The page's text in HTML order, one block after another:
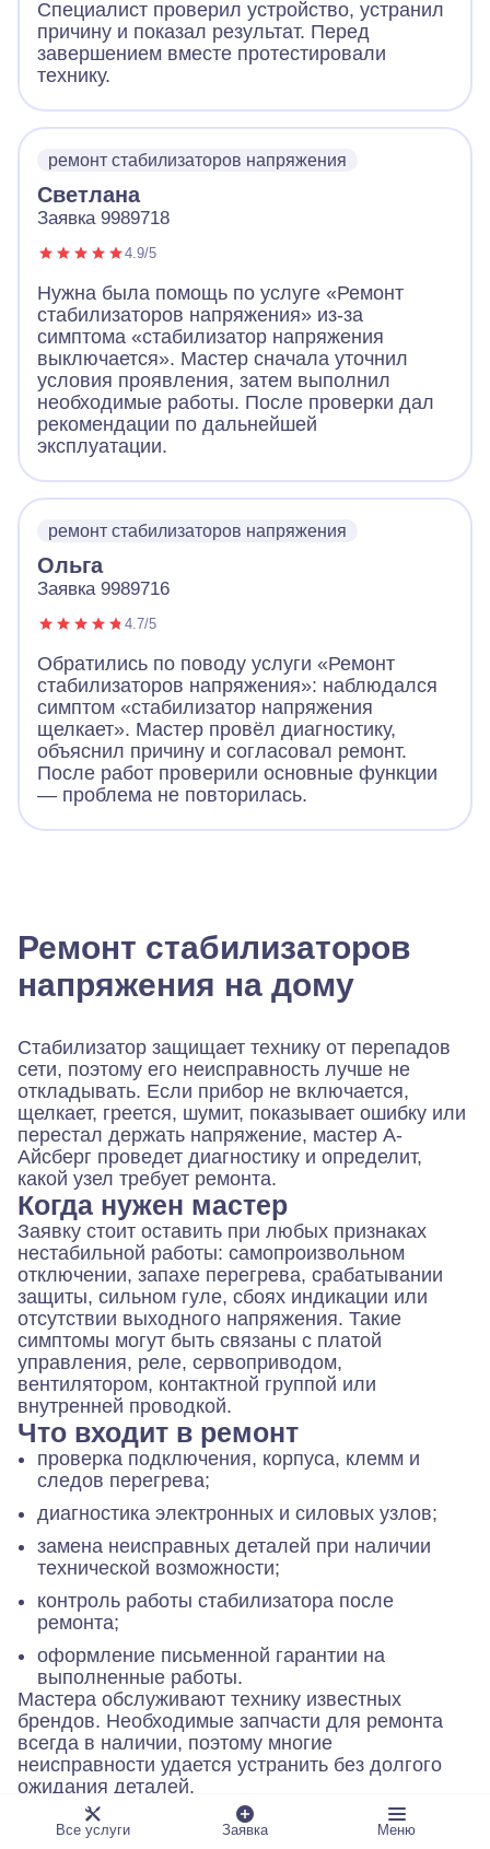
Специалист проверил устройство, устранил
причину и показал результат. Перед
завершением вместе протестировали
технику.
ремонт стабилизаторов напряжения
Светлана
Заявка 9989718
4.9/5
Нужна была помощь по услуге «Ремонт
стабилизаторов напряжения» из-за
симптома «стабилизатор напряжения
выключается». Мастер сначала уточнил
условия проявления, затем выполнил
необходимые работы. После проверки дал
рекомендации по дальнейшей
эксплуатации.
ремонт стабилизаторов напряжения
Ольга
Заявка 9989716
4.7/5
Обратились по поводу услуги «Ремонт
стабилизаторов напряжения»: наблюдался
симптом «стабилизатор напряжения
щелкает». Мастер провёл диагностику,
объяснил причину и согласовал ремонт.
После работ проверили основные функции
— проблема не повторилась.
Ремонт стабилизаторов
напряжения на дому
Стабилизатор защищает технику от перепадов
сети, поэтому его неисправность лучше не
откладывать. Если прибор не включается,
щелкает, греется, шумит, показывает ошибку или
перестал держать напряжение, мастер А-
Айсберг проведет диагностику и определит,
какой узел требует ремонта.
Когда нужен мастер
Заявку стоит оставить при любых признаках
нестабильной работы: самопроизвольном
отключении, запахе перегрева, срабатывании
защиты, сильном гуле, сбоях индикации или
отсутствии выходного напряжения. Такие
симптомы могут быть связаны с платой
управления, реле, сервоприводом,
вентилятором, контактной группой или
внутренней проводкой.
Что входит в ремонт
проверка подключения, корпуса, клемм и
следов перегрева;
диагностика электронных и силовых узлов;
замена неисправных деталей при наличии
технической возможности;
контроль работы стабилизатора после
ремонта;
оформление письменной гарантии на
выполненные работы.
Мастера обслуживают технику известных
брендов. Необходимые запчасти для ремонта
всегда в наличии, поэтому многие
неисправности удается устранить без долгого
ожидания деталей.
Как проходит выезд
Вы оставляете заявку на сайте в удобное
Все услуги Заявка Меню